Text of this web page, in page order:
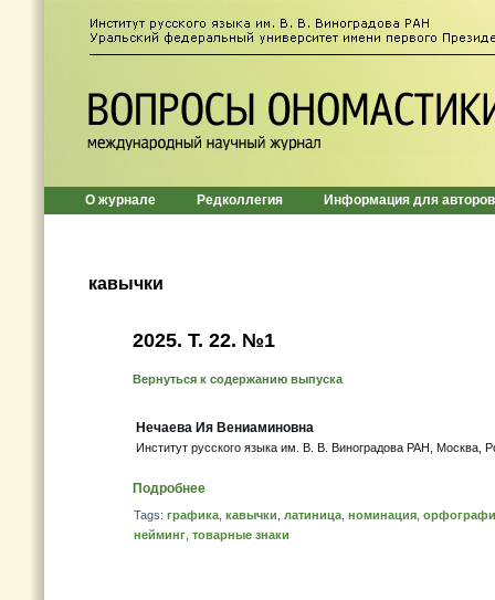
О журнале Редколлегия Информация для авторов
кавычки
2025. Т. 22. №1
Вернуться к содержанию выпуска
Нечаева Ия Вениаминовна
Институт русского языка им. В. В. Виноградова РАН, Москва,
Подробнее
Tags: графика кавычки латиница номинация
нейминг товарные знаки